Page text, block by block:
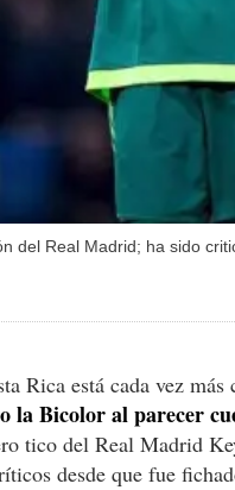
del Real Madrid; ha sido
Rica está cada vez más
la Bicolor al parecer
tico del Real Madrid
desde que fue